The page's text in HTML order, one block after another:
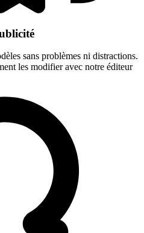
sans problèmes ni distractions.
les modifier avec notre éditeur